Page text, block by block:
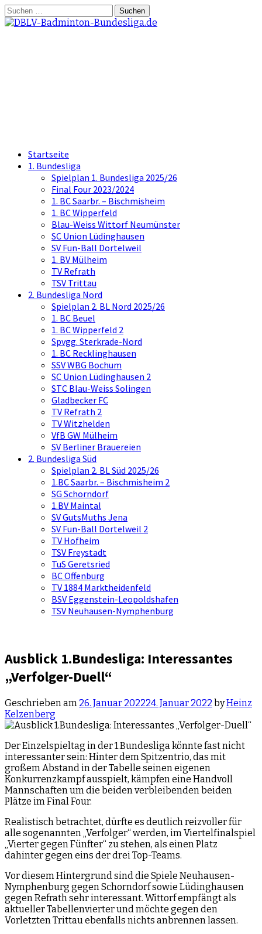
Springe
zum
Suchen
nach:
Startseite
1. Bundesliga
Spielplan 1. Bundesliga 2025/26
Final Four 2023/2024
1. BC Saarbr. – Bischmisheim
1. BC Wipperfeld
Blau-Weiss Wittorf Neumünster
SC Union Lüdinghausen
SV Fun-Ball Dortelweil
1. BV Mülheim
TV Refrath
TSV Trittau
2. Bundesliga Nord
Spielplan 2. BL Nord 2025/26
1. BC Beuel
1. BC Wipperfeld 2
Spvgg. Sterkrade-Nord
1. BC Recklinghausen
SSV WBG Bochum
SC Union Lüdinghausen 2
STC Blau-Weiss Solingen
Gladbecker FC
TV Refrath 2
TV Witzhelden
VfB GW Mülheim
SV Berliner Brauereien
2. Bundesliga Süd
Spielplan 2. BL Süd 2025/26
1.BC Saarbr. – Bischmisheim 2
SG Schorndorf
1.BV Maintal
SV GutsMuths Jena
SV Fun-Ball Dortelweil 2
TV Hofheim
TSV Freystadt
TuS Geretsried
BC Offenburg
TV 1884 Marktheidenfeld
BSV Eggenstein-Leopoldshafen
TSV Neuhausen-Nymphenburg
Ausblick 1.Bundesliga: Interessantes
„Verfolger-Duell“
Geschrieben am 26. Januar 202224. Januar 2022 byHeinz
Kelzenberg
Der Einzelspieltag in der 1.Bundesliga könnte fast nicht
interessanter sein: Hinter dem Spitzentrio, das mit
großem Abstand in der Tabelle seinen eigenen
Konkurrenzkampf ausspielt, kämpfen eine Handvoll
Mannschaften um die beiden verbleibenden beiden
Plätze im Final Four.
Realistisch betrachtet, dürfte es deutlich reizvoller für
alle sogenannten „Verfolger“ werden, im Viertelfinalspiel
„Vierter gegen Fünfter“ zu stehen, als einen Platz
dahinter gegen eins der drei Top-Teams.
Vor diesem Hintergrund sind die Spiele Neuhausen-
Nymphenburg gegen Schorndorf sowie Lüdinghausen
gegen Refrath sehr interessant. Wittorf empfängt als
aktueller Tabellenvierter und möchte gegen den
Vorletzten Trittau ebenfalls nichts anbrennen lassen.